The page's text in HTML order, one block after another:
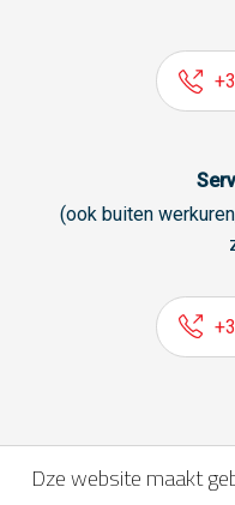
(ook buiten
Dze website maakt